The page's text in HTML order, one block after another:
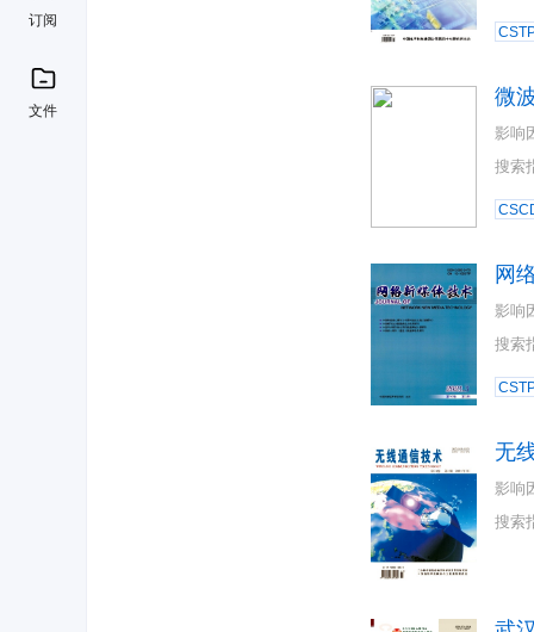
订阅
文件
微
影响
搜索
网
影响
搜索
无
影响
搜索